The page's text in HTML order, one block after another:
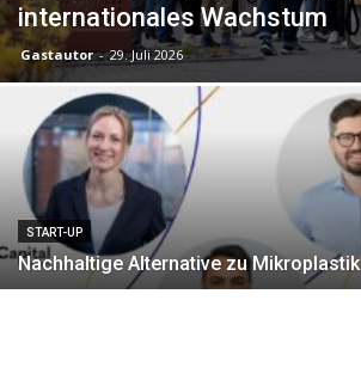
internationales Wachstum
Gastautor - 29. Juli 2026
START-UP
Nachhaltige ­Alternative zu Mikroplastik